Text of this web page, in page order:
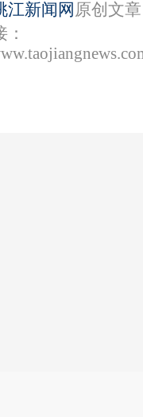
江新闻网 原创文